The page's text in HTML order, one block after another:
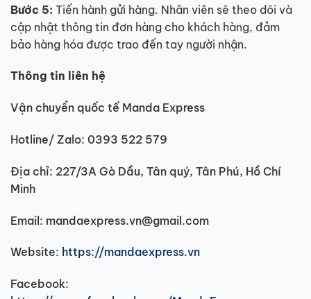
Bước 5: Tiến hành gửi hàng. Nhân viên sẽ theo dõi và
cập nhật thông tin đơn hàng cho khách hàng, đảm
bảo hàng hóa được trao đến tay người nhận.
Thông tin liên hệ
Vận chuyển quốc tế Manda Express
Hotline/ Zalo: 0393 522 579
Địa chỉ: 227/3A Gò Dầu, Tân quý, Tân Phú, Hồ Chí
Minh
Email: mandaexpress.vn@gmail.com
Website: https://mandaexpress.vn
Facebook: